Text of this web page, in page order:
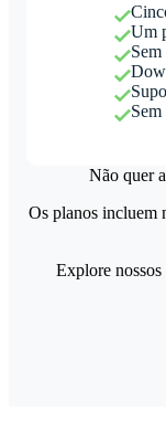
Um
Não quer
Os planos incluem
Explore nossos